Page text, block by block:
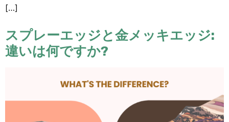
[…]
スプレーエッジと金メッキエッジ:
違いは何ですか?